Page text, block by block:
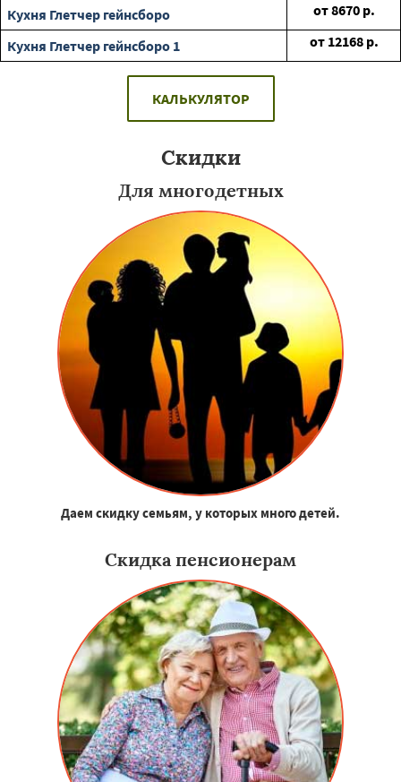
Кухня Глетчер гейнсборо
от8670 р.
Кухня Глетчер гейнсборо 1
от 12168 р.
КАЛЬКУЛЯТОР
Скидки
Для многодетных
Даем скидку семьям, у которых много детей.
Скидка пенсионерам